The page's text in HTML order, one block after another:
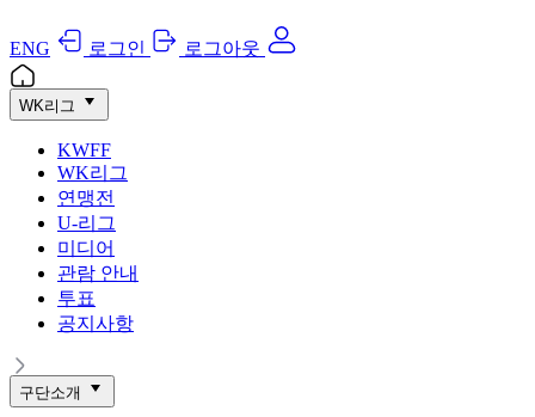
ENG 로그인 로그아웃
WK리그
KWFF
WK리그
연맹전
U-리그
미디어
관람 안내
투표
공지사항
구단소개